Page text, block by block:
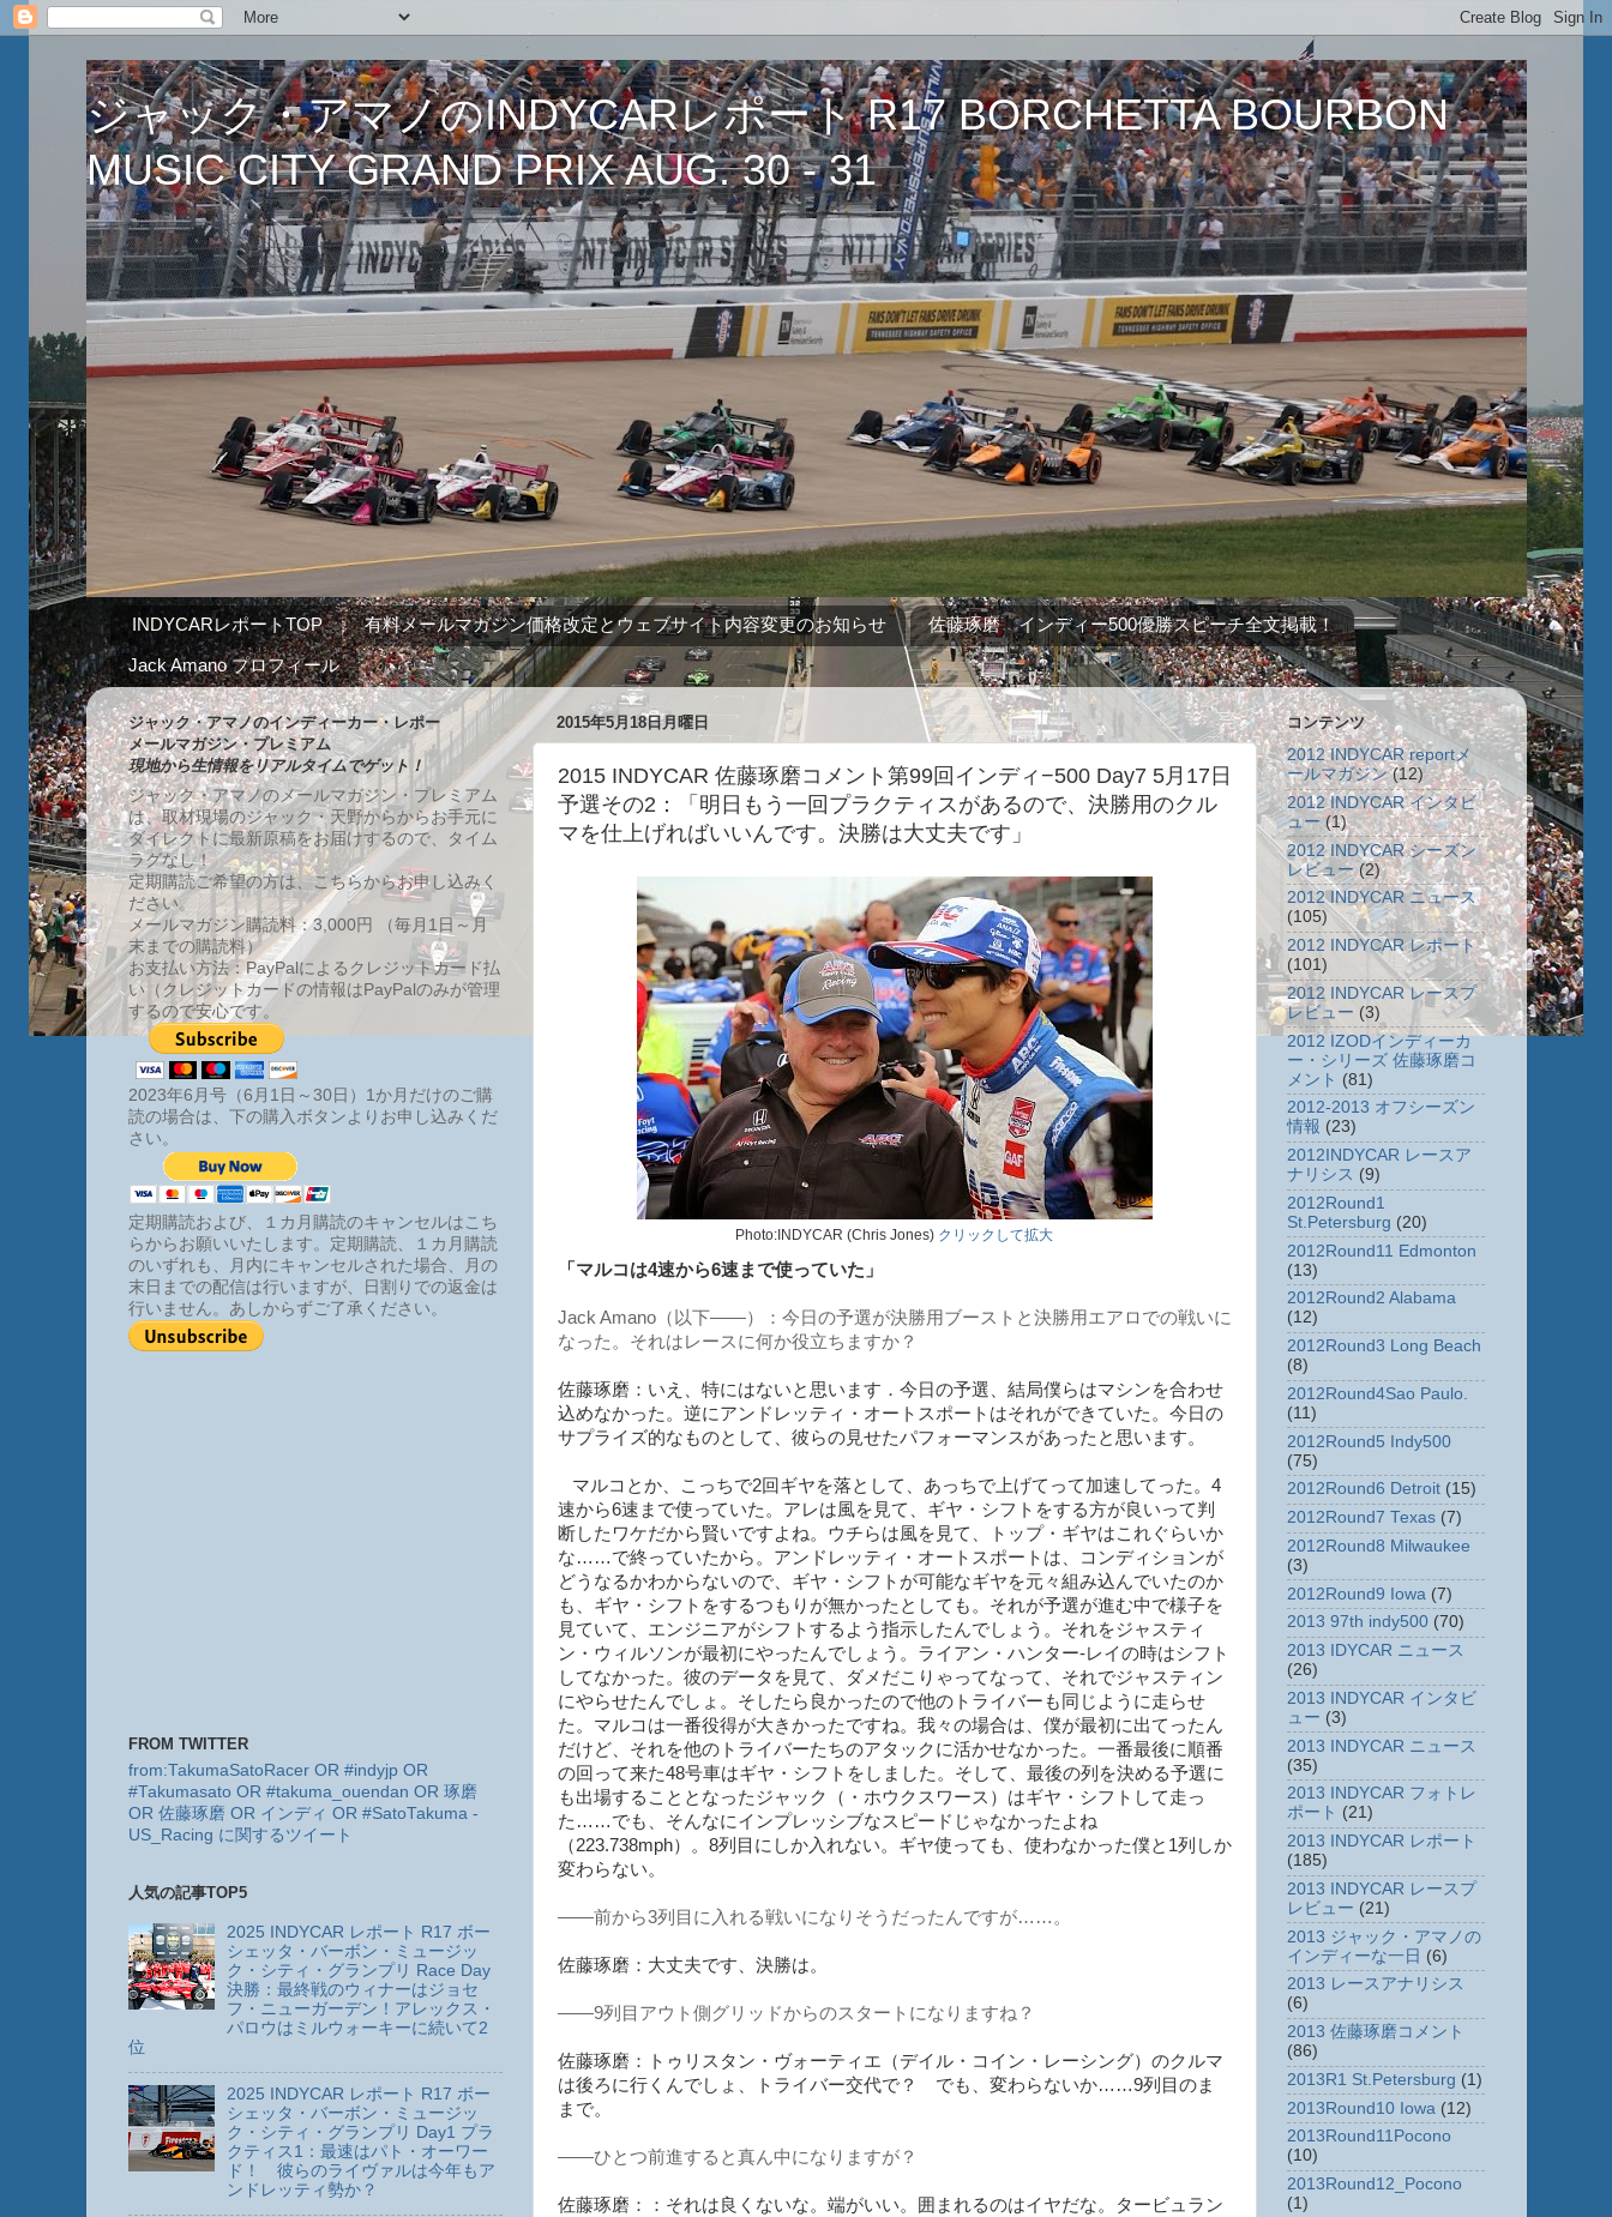
ジャック・アマノのINDYCARレポート R17 BORCHETTA BOURBON
MUSIC CITY GRAND PRIX AUG. 30 - 31
INDYCARレポートTOP 有料メールマガジン価格改定とウェブサイト内容変更のお知らせ
佐藤琢磨 インディー500優勝スピーチ全文掲載！
Jack Amano プロフィール
2015年5月18日月曜日
2015 INDYCAR 佐藤琢磨コメント第99回インディ−500 Day7 5月17日
予選その2：「明日もう一回プラクティスがあるので、決勝用のクル
マを仕上げればいいんです。決勝は大丈夫です」
Photo:INDYCAR (Chris Jones) クリックして拡大
「マルコは4速から6速まで使っていた」
Jack Amano（以下――）：今日の予選が決勝用ブーストと決勝用エアロでの戦いに
なった。それはレースに何か役立ちますか？
佐藤琢磨：いえ、特にはないと思います．今日の予選、結局僕らはマシンを合わせ
込めなかった。逆にアンドレッティ・オートスポートはそれができていた。今日の
サプライズ的なものとして、彼らの見せたパフォーマンスがあったと思います。
マルコとか、こっちで2回ギヤを落として、あっちで上げてって加速してった。4
速から6速まで使っていた。アレは風を見て、ギヤ・シフトをする方が良いって判
断したワケだから賢いですよね。ウチらは風を見て、トップ・ギヤはこれぐらいか
な……で終っていたから。アンドレッティ・オートスポートは、コンディションが
どうなるかわからないので、ギヤ・シフトが可能なギヤを元々組み込んでいたのか
も、ギヤ・シフトをするつもりが無かったとしても。それが予選が進む中で様子を
見ていて、エンジニアがシフトするよう指示したんでしょう。それをジャスティ
ン・ウィルソンが最初にやったんでしょう。ライアン・ハンター-レイの時はシフト
してなかった。彼のデータを見て、ダメだこりゃってなって、それでジャスティン
にやらせたんでしょ。そしたら良かったので他のトライバーも同じように走らせ
た。マルコは一番役得が大きかったですね。我々の場合は、僕が最初に出てったん
だけど、それを他のトライバーたちのアタックに活かせなかった。一番最後に順番
の回って来た48号車はギヤ・シフトをしました。そして、最後の列を決める予選に
も出場することとなったジャック（・ホウクスワース）はギヤ・シフトして走っ
た……でも、そんなにインプレッシブなスピードじゃなかったよね
（223.738mph）。8列目にしか入れない。ギヤ使っても、使わなかった僕と1列しか
変わらない。
――前から3列目に入れる戦いになりそうだったんですが……。
佐藤琢磨：大丈夫です、決勝は。
――9列目アウト側グリッドからのスタートになりますね？
佐藤琢磨：トゥリスタン・ヴォーティエ（デイル・コイン・レーシング）のクルマ
は後ろに行くんでしょ、トライバー交代で？ でも、変わらないか……9列目のま
まで。
――ひとつ前進すると真ん中になりますが？
佐藤琢磨：：それは良くないな。端がいい。囲まれるのはイヤだな。タービュラン
ジャック・アマノのインディーカー・レポー
メールマガジン・プレミアム
現地から生情報をリアルタイムでゲット！
ジャック・アマノのメールマガジン・プレミアム
は、取材現場のジャック・天野からからお手元に
ダイレクトに最新原稿をお届けするので、タイム
ラグなし！
定期購読ご希望の方は、こちらからお申し込みく
ださい。
メールマガジン購読料：3,000円 （毎月1日～月
末までの購読料）
お支払い方法：PayPalによるクレジットカード払
い（クレジットカードの情報はPayPalのみが管理
するので安心です。
2023年6月号（6月1日～30日）1か月だけのご購
読の場合は、下の購入ボタンよりお申し込みくだ
さい。
定期購読および、１カ月購読のキャンセルはこち
らからお願いいたします。定期購読、１カ月購読
のいずれも、月内にキャンセルされた場合、月の
末日までの配信は行いますが、日割りでの返金は
行いません。あしからずご了承ください。
FROM TWITTER
from:TakumaSatoRacer OR #indyjp OR
#Takumasato OR #takuma_ouendan OR 琢磨
OR 佐藤琢磨 OR インディ OR #SatoTakuma -
US_Racing に関するツイート
人気の記事TOP5
2025 INDYCAR レポート R17 ボー
シェッタ・バーボン・ミュージッ
ク・シティ・グランプリ Race Day
決勝：最終戦のウィナーはジョセ
フ・ニューガーデン！アレックス・
パロウはミルウォーキーに続いて2
位
2025 INDYCAR レポート R17 ボー
シェッタ・バーボン・ミュージッ
ク・シティ・グランプリ Day1 プラ
クティス1：最速はパト・オーワー
ド！ 彼らのライヴァルは今年もア
ンドレッティ勢か？
コンテンツ
2012 INDYCAR reportメ
ールマガジン (12)
2012 INDYCAR インタビ
ュー (1)
2012 INDYCAR シーズン
レビュー (2)
2012 INDYCAR ニュース
(105)
2012 INDYCAR レポート
(101)
2012 INDYCAR レースプ
レビュー (3)
2012 IZODインディーカ
ー・シリーズ 佐藤琢磨コ
メント (81)
2012-2013 オフシーズン
情報 (23)
2012INDYCAR レースア
ナリシス (9)
2012Round1
St.Petersburg (20)
2012Round11 Edmonton
(13)
2012Round2 Alabama
(12)
2012Round3 Long Beach
(8)
2012Round4Sao Paulo.
(11)
2012Round5 Indy500
(75)
2012Round6 Detroit (15)
2012Round7 Texas (7)
2012Round8 Milwaukee
(3)
2012Round9 Iowa (7)
2013 97th indy500 (70)
2013 IDYCAR ニュース
(26)
2013 INDYCAR インタビ
ュー (3)
2013 INDYCAR ニュース
(35)
2013 INDYCAR フォトレ
ポート (21)
2013 INDYCAR レポート
(185)
2013 INDYCAR レースプ
レビュー (21)
2013 ジャック・アマノの
インディーな一日 (6)
2013 レースアナリシス
(6)
2013 佐藤琢磨コメント
(86)
2013R1 St.Petersburg (1)
2013Round10 Iowa (12)
2013Round11Pocono
(10)
2013Round12_Pocono
(1)